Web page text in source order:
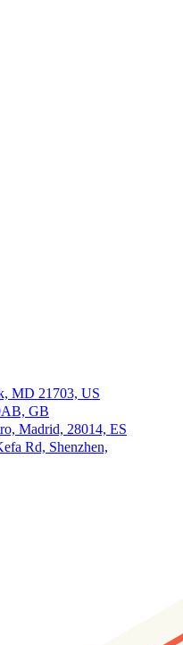
MD 21703, US
GB
Madrid, 28014, ES
Rd, Shenzhen,